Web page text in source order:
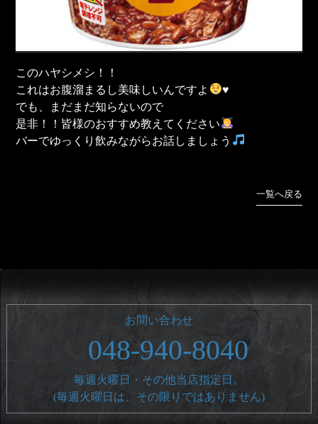
このハヤシメシ！！
これはお腹溜まるし美味しいんですよ
♥️
でも、まだまだ知らないので
是非！！皆様のおすすめ教えてください
バーでゆっくり飲みながらお話しましょう
一覧へ戻る
お問い合わせ
048-940-8040
毎週火曜日・その他当店指定日。
(毎週火曜日は、その限りではありません)